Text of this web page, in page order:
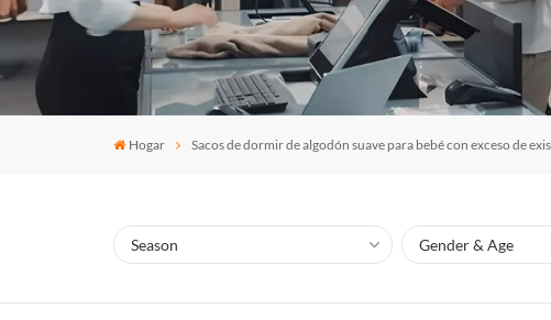
Hogar Sacos de dormir de algodón suave para bebé con exceso de